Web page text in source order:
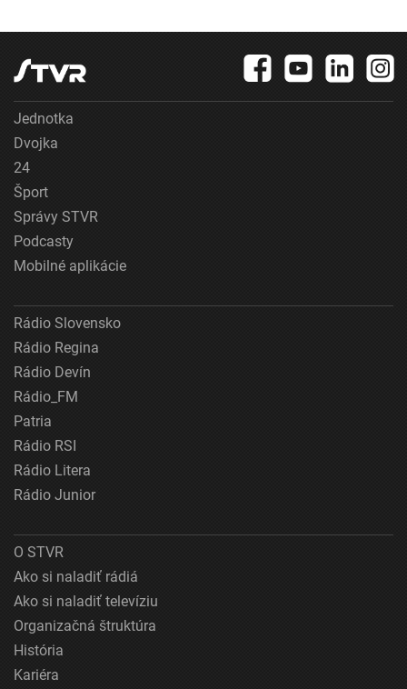
Jednotka
Dvojka
24
Šport
Správy STVR
Podcasty
Mobilné aplikácie
Rádio Slovensko
Rádio Regina
Rádio Devín
Rádio_FM
Patria
Rádio RSI
Rádio Litera
Rádio Junior
O STVR
Ako si naladiť rádiá
Ako si naladiť televíziu
Organizačná štruktúra
História
Kariéra